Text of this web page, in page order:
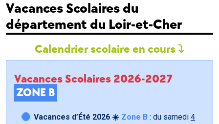
Vacances Scolaires du
département du Loir-et-Cher
Calendrier scolaire en cours
Vacances Scolaires 2026-2027
ZONE B
Vacances d’Été 2026 ☀️ Zone B : du samedi 4